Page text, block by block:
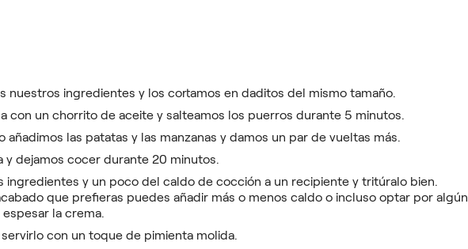
nuestros ingredientes y los cortamos en daditos del mismo tamaño.
con un chorrito de aceite y salteamos los puerros durante 5 minutos.
añadimos las patatas y las manzanas y damos un par de vueltas más.
y dejamos cocer durante 20 minutos.
ingredientes y un poco del caldo de cocción a un recipiente y tritúralo bien.
que prefieras puedes añadir más o menos caldo o incluso optar por algún
la crema.
con un toque de pimienta molida.